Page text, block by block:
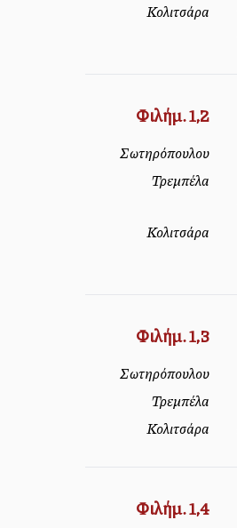
Κολιτσάρα
Φιλήμ. 1,2
Σωτηρόπουλου
Τρεμπέλα
Κολιτσάρα
Φιλήμ. 1,3
Σωτηρόπουλου
Τρεμπέλα
Κολιτσάρα
Φιλήμ. 1,4